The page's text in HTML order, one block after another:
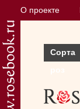
О проекте
Сорта